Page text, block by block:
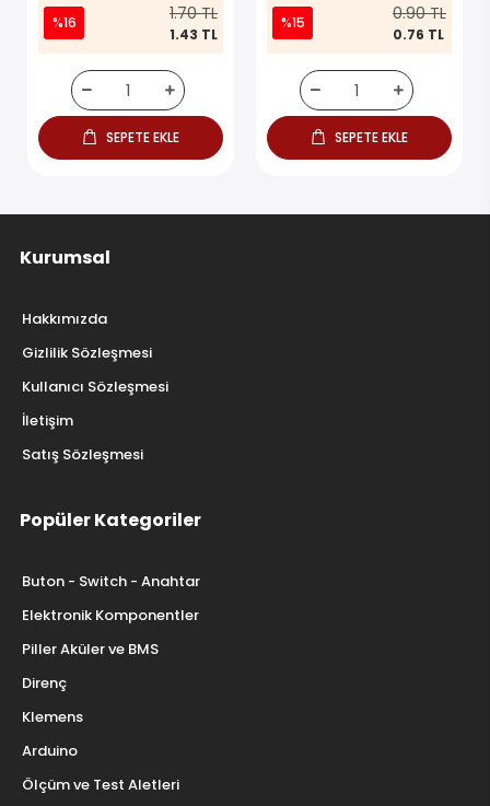
%16 1.70 TL
1.43 TL
SEPETE EKLE
%15 0.90 TL
0.76 TL
SEPETE EKLE
Kurumsal
Hakkımızda
Gizlilik Sözleşmesi
Kullanıcı Sözleşmesi
İletişim
Satış Sözleşmesi
Popüler Kategoriler
Buton - Switch - Anahtar
Elektronik Komponentler
Piller Aküler ve BMS
Direnç
Klemens
Arduino
Ölçüm ve Test Aletleri